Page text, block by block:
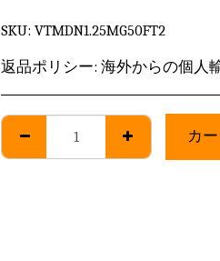
SKU: VTMDN1.25MG50FT2
返品ポリシー: 海外からの個人輸入に該当しますため、発送後のキャン
カ